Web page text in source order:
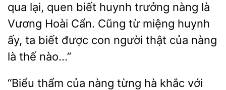
qua lại, quen
huynh trưởng nàng là
Vương Hoài Cẩn.
từ miệng huynh
ấy, ta biết được con người thật của nàng
là thế
“Biểu thẩm của nàng từng hà khắc với